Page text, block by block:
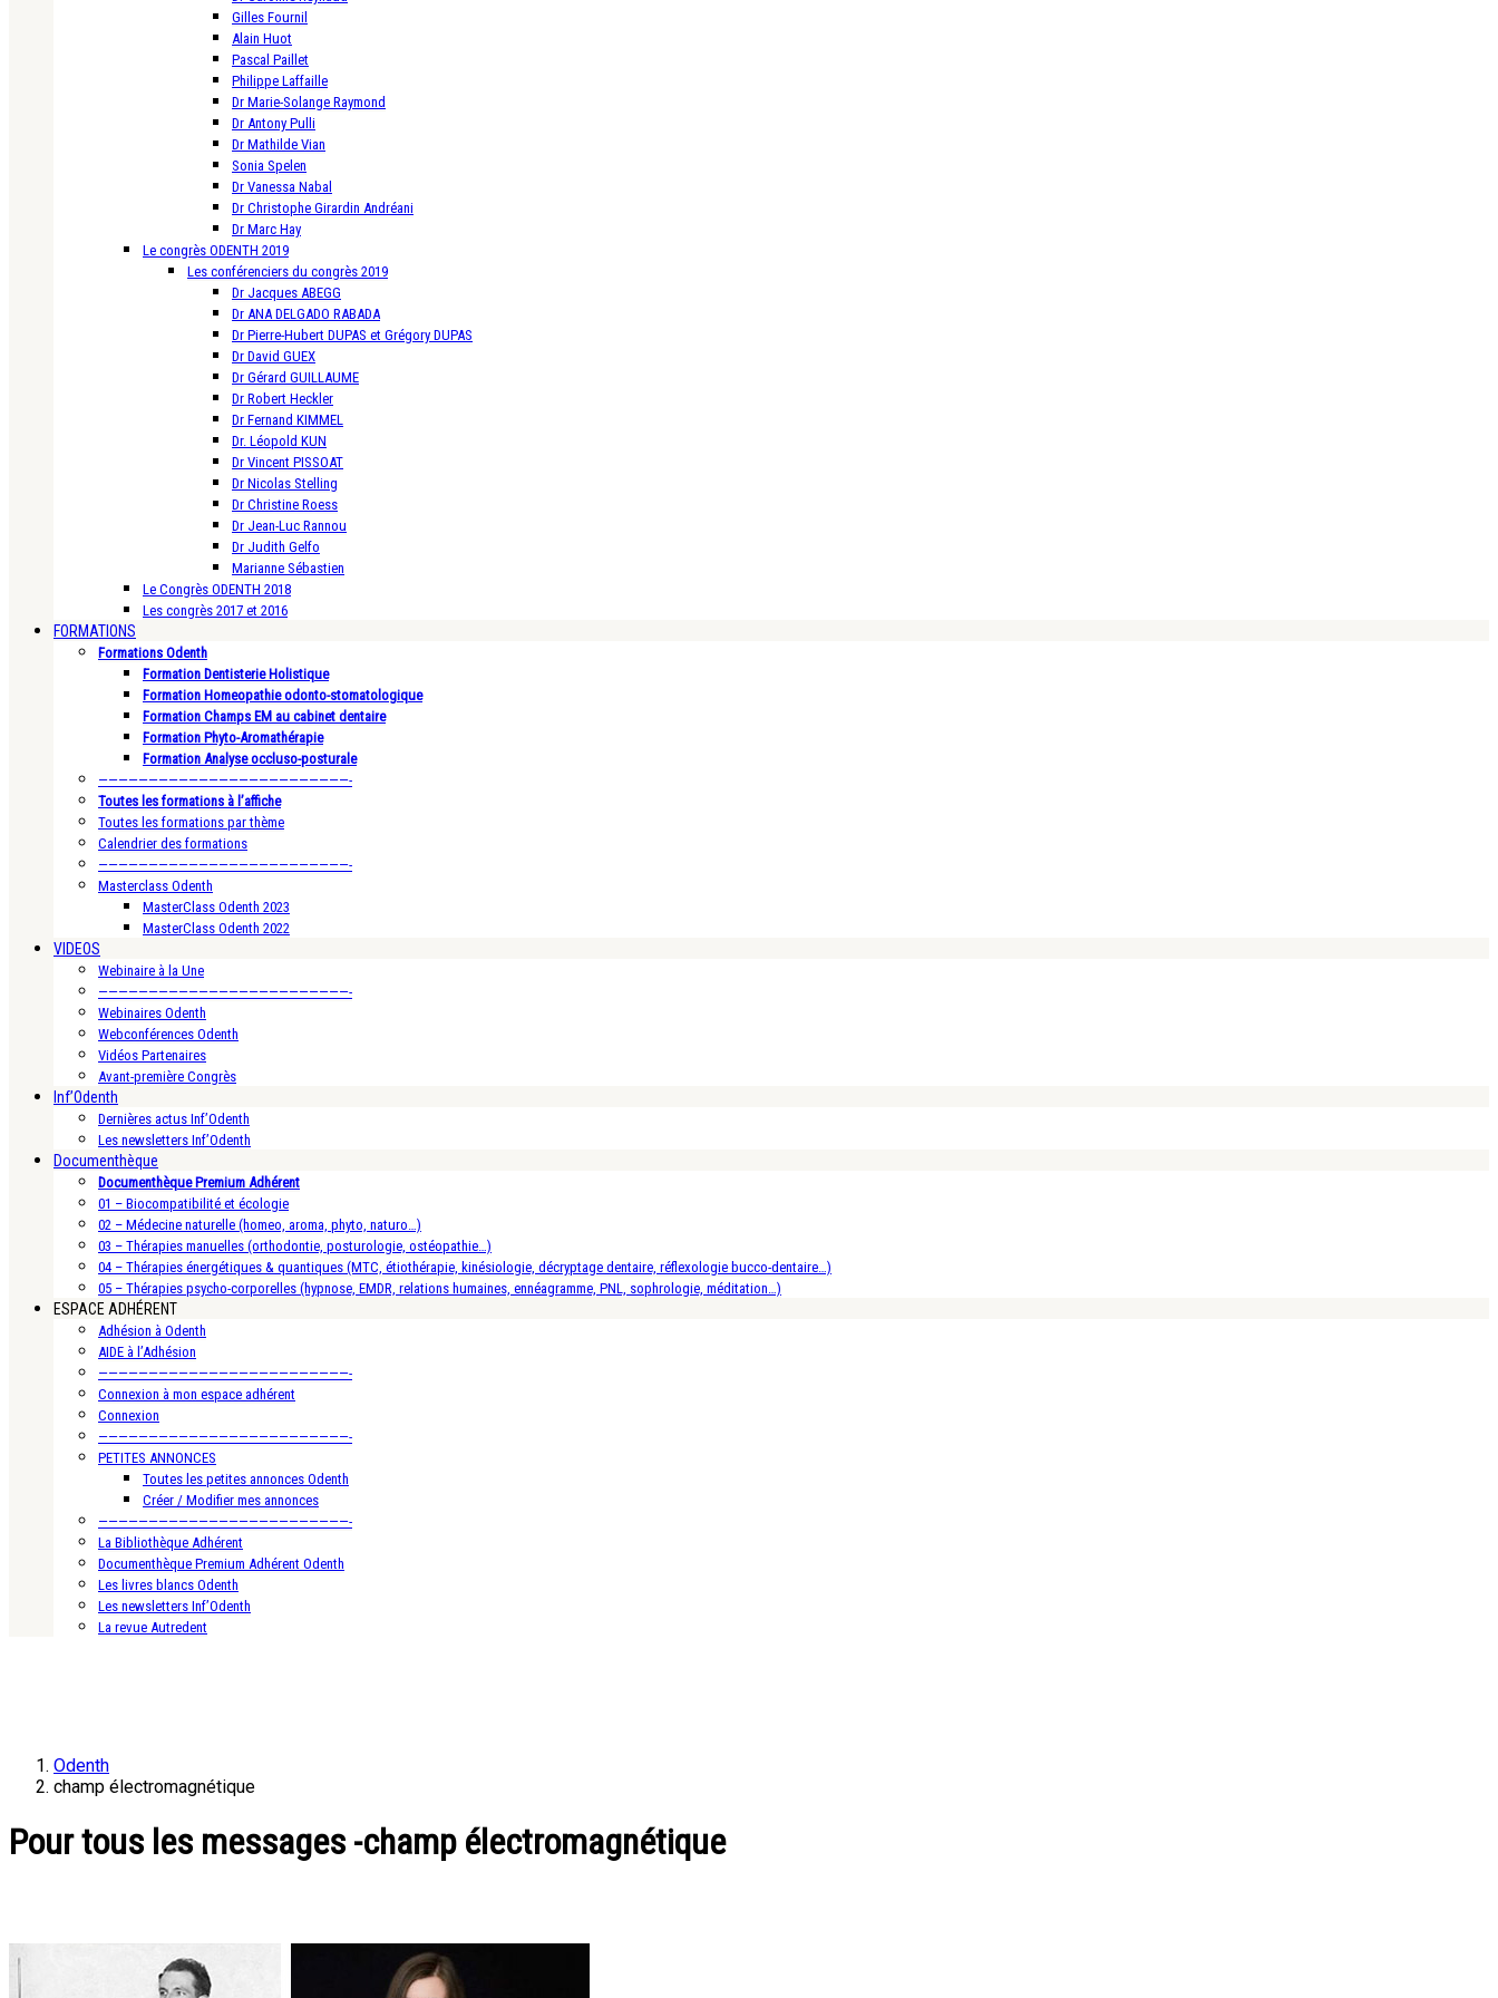
Gilles Fournil
Alain Huot
Pascal Paillet
Philippe Laffaille
Dr Marie-Solange Raymond
Dr Antony Pulli
Dr Mathilde Vian
Sonia Spelen
Dr Vanessa Nabal
Dr Christophe Girardin Andréani
Dr Marc Hay
Le congrès ODENTH 2019
Les conférenciers du congrès 2019
Dr Jacques ABEGG
Dr ANA DELGADO RABADA
Dr Pierre-Hubert DUPAS et Grégory DUPAS
Dr David GUEX
Dr Gérard GUILLAUME
Dr Robert Heckler
Dr Fernand KIMMEL
Dr. Léopold KUN
Dr Vincent PISSOAT
Dr Nicolas Stelling
Dr Christine Roess
Dr Jean-Luc Rannou
Dr Judith Gelfo
Marianne Sébastien
Le Congrès ODENTH 2018
Les congrès 2017 et 2016
FORMATIONS
Formations Odenth
Formation Dentisterie Holistique
Formation Homeopathie odonto-stomatologique
Formation Champs EM au cabinet dentaire
Formation Phyto-Aromathérapie
Formation Analyse occluso-posturale
—————————————————————————-
Toutes les formations à l’affiche
Toutes les formations par thème
Calendrier des formations
—————————————————————————-
Masterclass Odenth
MasterClass Odenth 2023
MasterClass Odenth 2022
VIDEOS
Webinaire à la Une
—————————————————————————-
Webinaires Odenth
Webconférences Odenth
Vidéos Partenaires
Avant-première Congrès
Inf’Odenth
Dernières actus Inf’Odenth
Les newsletters Inf’Odenth
Documenthèque
Documenthèque Premium Adhérent
01 – Biocompatibilité et écologie
02 – Médecine naturelle (homeo, aroma, phyto, naturo…)
03 – Thérapies manuelles (orthodontie, posturologie, ostéopathie…)
04 – Thérapies énergétiques & quantiques (MTC, étiothérapie, kinésiologie, décryptage dentaire, réflexologie bucco-dentaire…)
05 – Thérapies psycho-corporelles (hypnose, EMDR, relations humaines, ennéagramme, PNL, sophrologie, méditation…)
ESPACE ADHÉRENT
Adhésion à Odenth
AIDE à l’Adhésion
—————————————————————————-
Connexion à mon espace adhérent
Connexion
—————————————————————————-
PETITES ANNONCES
Toutes les petites annonces Odenth
Créer / Modifier mes annonces
—————————————————————————-
La Bibliothèque Adhérent
Documenthèque Premium Adhérent Odenth
Les livres blancs Odenth
Les newsletters Inf’Odenth
La revue Autredent
Odenth
champ électromagnétique
Pour tous les messages -champ électromagnétique